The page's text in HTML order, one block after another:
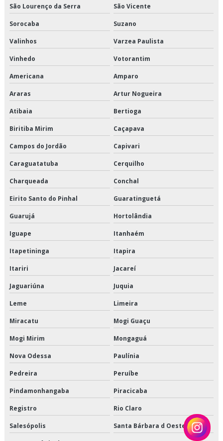
Serviço de transporte de climatizados
Serviço de transporte de congelados
Serviço de transporte de refrigerados
Serviço de transporte fracionado de alimentos perecíveis
Serviço de transporte produtos congelados
Serviço de transporte produtos refrigerados
Terceirização de armazenagem
Terceirização de armazenagem de produtos perecíveis
Terceirização de armazenagem para alimentos climatizados
Terceirização de armazenagem para alimentos congelados
Terceirização de armazenagem para alimentos refrigerados
Terceirização de entregas fracionadas
Terceirização de logística de alimentos
Terceirização de logística de alimentos congelados
Terceirização de transporte de alimentos perecíveis
Terceirização de transporte de climatizados
Terceirização de transporte de congelados
Terceirização de transporte de refrigerados
São Lourenço da Serra São Vicente
Sorocaba Suzano
Valinhos Varzea Paulista
Vinhedo Votorantim
Americana Amparo
Araras Artur Nogueira
Atibaia Bertioga
Biritiba Mirim Caçapava
Campos do Jordão Capivari
Caraguatatuba Cerquilho
Charqueada Conchal
Eirito Santo do Pinhal Guaratinguetá
Guarujá Hortolândia
Iguape Itanhaém
Itapetininga Itapira
Itariri Jacareí
Jaguariúna Juquia
Leme Limeira
Miracatu Mogi Guaçu
Mogi Mirim Mongaguá
Nova Odessa Paulínia
Pedreira Peruíbe
Pindamonhangaba Piracicaba
Registro Rio Claro
Salesópolis Santa Bárbara d Oeste